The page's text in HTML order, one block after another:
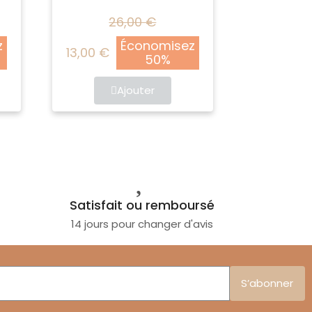
26,00 €
13,00 €
Économisez
50%
Ajouter
Satisfait ou remboursé
14 jours pour changer d'avis
S’abonner